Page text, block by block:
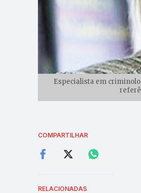
Especialista em
COMPARTILHAR
RELACIONADAS